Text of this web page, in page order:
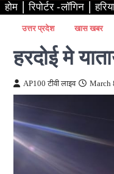
होम रिपोर्टर -लॉगिन
उत्तर प्रदेश खास खबर
हरदोई मे
AP100 टीवी लाइव March